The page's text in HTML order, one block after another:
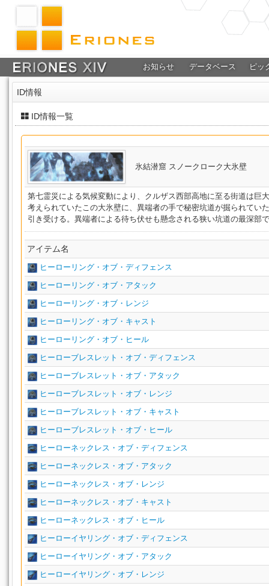
お知らせ データベース ピッ
ID情報
ID情報一覧
氷結潜窟 スノークローク大氷壁
第七霊災による気候変動により、クルザス西部高地に至る街道は巨
考えられていたこの大氷壁に、異端者の手で秘密坑道が掘られてい
引き受ける。異端者による待ち伏せも懸念される狭い坑道の最深
アイテム名
ヒーローリング・オブ・ディフェンス
ヒーローリング・オブ・アタック
ヒーローリング・オブ・レンジ
ヒーローリング・オブ・キャスト
ヒーローリング・オブ・ヒール
ヒーローブレスレット・オブ・ディフェンス
ヒーローブレスレット・オブ・アタック
ヒーローブレスレット・オブ・レンジ
ヒーローブレスレット・オブ・キャスト
ヒーローブレスレット・オブ・ヒール
ヒーローネックレス・オブ・ディフェンス
ヒーローネックレス・オブ・アタック
ヒーローネックレス・オブ・レンジ
ヒーローネックレス・オブ・キャスト
ヒーローネックレス・オブ・ヒール
ヒーローイヤリング・オブ・ディフェンス
ヒーローイヤリング・オブ・アタック
ヒーローイヤリング・オブ・レンジ